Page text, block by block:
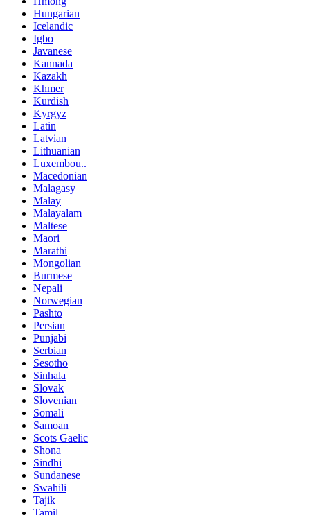
Hungarian
Icelandic
Igbo
Javanese
Kannada
Kazakh
Khmer
Kurdish
Kyrgyz
Latin
Latvian
Lithuanian
Luxembou..
Macedonian
Malagasy
Malay
Malayalam
Maltese
Maori
Marathi
Mongolian
Burmese
Nepali
Norwegian
Pashto
Persian
Punjabi
Serbian
Sesotho
Sinhala
Slovak
Slovenian
Somali
Samoan
Scots Gaelic
Shona
Sindhi
Sundanese
Swahili
Tajik
Tamil